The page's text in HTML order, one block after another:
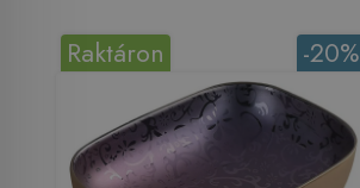
-20%
Raktáron